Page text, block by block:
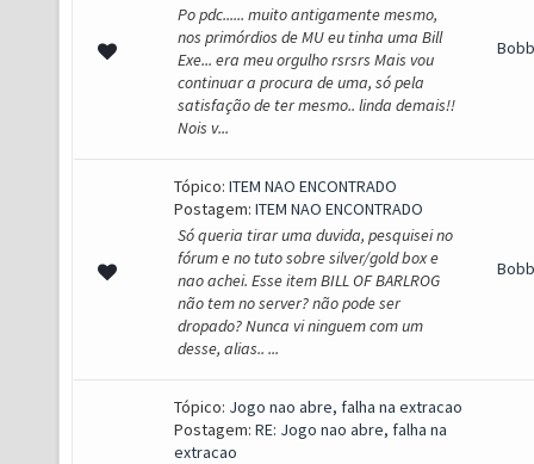
Po pdc...... muito antigamente mesmo,
nos primórdios de MU eu tinha uma Bill
Exe... era meu orgulho rsrsrs Mais vou
continuar a procura de uma, só pela
satisfação de ter mesmo.. linda demais!!
Nois v...
Tópico: ITEM NAO ENCONTRADO
Postagem: ITEM NAO ENCONTRADO
Só queria tirar uma duvida, pesquisei no
fórum e no tuto sobre silver/gold box e
nao achei. Esse item BILL OF BARLROG
não tem no server? não pode ser
dropado? Nunca vi ninguem com um
desse, alias.. ...
Tópico: Jogo nao abre, falha na extracao
Postagem: RE: Jogo nao abre, falha na
extracao